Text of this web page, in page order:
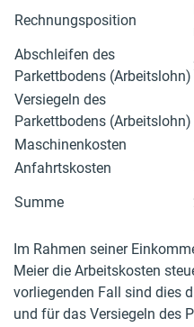
Rechnungsposition
Abschleifen des
Parkettbodens (Arbeitslohn)
Versiegeln des
Parkettbodens (Arbeitslohn)
Maschinenkosten
Anfahrtskosten
Summe
Im Rahmen seiner
Meier die Arbeitskosten
vorliegenden Fall sind dies
und für das Versiegeln des